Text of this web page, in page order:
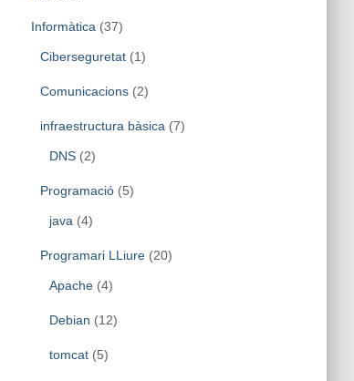
Informàtica (37)
Ciberseguretat(1)
Comunicacions(2)
infraestructura bàsica (7)
DNS(2)
Programació(5)
java (4)
Programari LLiure(20)
Apache(4)
Debian (12)
tomcat(5)